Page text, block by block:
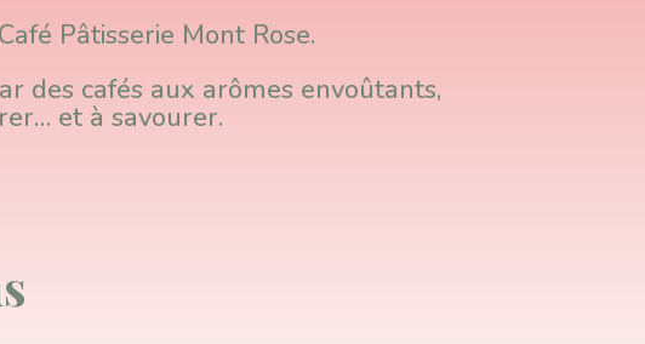
Pâtisserie Mont Rose.
des cafés aux arômes envoûtants,
et à savourer.